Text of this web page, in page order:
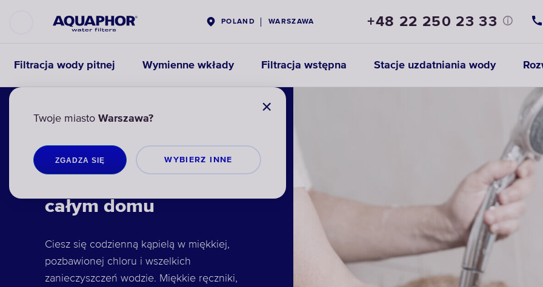
Twoje miasto Warszawa?
ZGADZA SIĘ WYBIERZ INNЕ
POLAND WARSZAWA +48 22 250 23 33
Filtracja wody pitnej Wymienne wkłady Filtracja wstępna Stacje uzdatniania wody
Filtry do oczyszczania i
całym domu
Ciesz się codzienną kąpielą w miękkiej,
pozbawionej chloru i wszelkich
zanieczyszczeń wodzie. Miękkie ręczniki,